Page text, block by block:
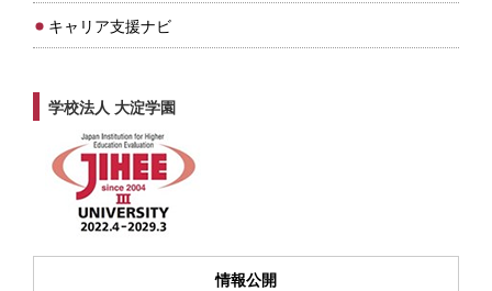
キャリア支援ナビ
学校法人 大淀学園
情報公開